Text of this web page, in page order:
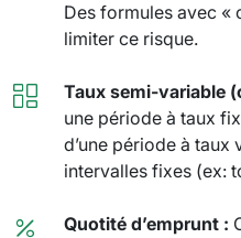
Des formules avec «
limiter ce risque.
Taux semi-variable
une période à taux
d’une période à taux
intervalles fixes (ex:
Quotité d’emprunt :